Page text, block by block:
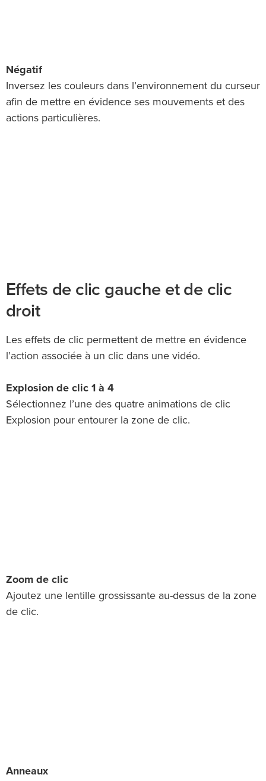
Négatif
Inversez les couleurs dans l’environnement du curseur
afin de mettre en évidence ses mouvements et des
actions particulières.
Effets de clic gauche et de clic
droit
Les effets de clic permettent de mettre en évidence
l’action associée à un clic dans une vidéo.
Explosion de clic 1 à 4
Sélectionnez l’une des quatre animations de clic
Explosion pour entourer la zone de clic.
Zoom de clic
Ajoutez une lentille grossissante au-dessus de la zone
de clic.
Anneaux